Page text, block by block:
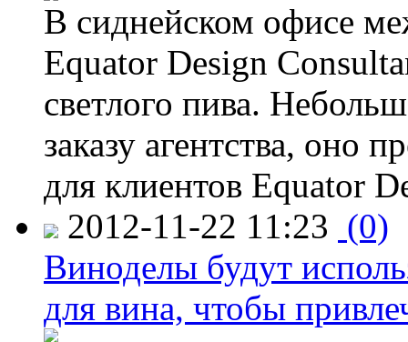
В сиднейском офисе
Equator Design
светлого пива.
заказу агентства, оно
для клиентов Equator
2012-11-22 11:23 (0)
Виноделы будут
для вина, чтобы